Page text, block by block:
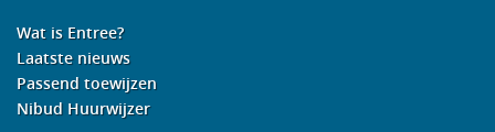
Wat is Entree?
Laatste nieuws
Passend toewijzen
Nibud Huurwijzer